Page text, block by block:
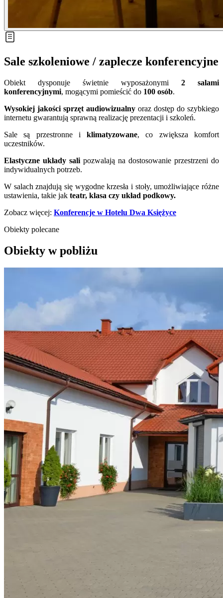
Sale szkoleniowe / zaplecze konferencyjne
Obiekt dysponuje świetnie wyposażonymi 2 salami
konferencyjnymi, mogącymi pomieścić do 100 osób.
Wysokiej jakości sprzęt audiowizualny oraz dostęp do szybkiego
internetu gwarantują sprawną realizację prezentacji i szkoleń.
Sale są przestronne iklimatyzowane, co zwiększa komfort
uczestników.
Elastyczne układy sali pozwalają na dostosowanie przestrzeni do
indywidualnych potrzeb.
W salach znajdują się wygodne krzesła i stoły, umożliwiające różne
ustawienia, takie jak teatr, klasa czy układ podkowy.
Zobacz więcej: Konferencje w Hotelu Dwa Księżyce
Obiekty polecane
Obiekty w pobliżu